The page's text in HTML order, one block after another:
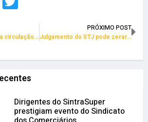
Atacadão encerra a circulação de fiscais de prevenção em lojas
PRÓXIMO POST
Julgamento do STJ pode zerar o Imposto de Renda dos supermercados
Dirigentes do SintraSuper
prestigiam evento do Sindicato